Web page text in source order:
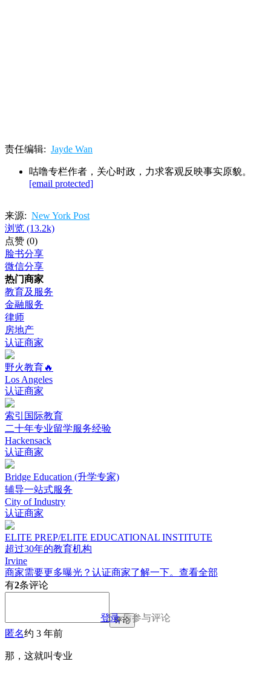
责任编辑: Jayde Wan
咕噜专栏作者，关心时政，力求客观反映事实原貌。
[email protected]
来源: New York Post
浏览 (13.2k)
点赞 (0)
脸书分享
微信分享
热门商家
教育及服务
金融服务
律师
房地产
认证商家
野火教育🔥
Los Angeles
认证商家
索引国际教育
二十年专业留学服务经验
Hackensack
认证商家
Bridge Education (升学专家)
辅导一站式服务
City of Industry
认证商家
ELITE PREP/ELITE EDUCATIONAL INSTITUTE
超过30年的教育机构
Irvine
商家需要更多曝光？认证商家了解一下。 查看全部
有2条评论
登录后参与评论
评论
匿名约 3 年前
那，这就叫专业